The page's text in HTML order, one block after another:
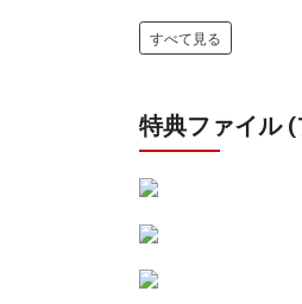
すべて見る
特典ファイル